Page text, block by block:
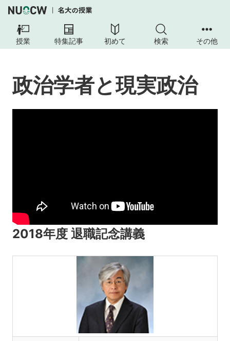
授業 特集記事 初めて 検索 その他
政治学者と現実政治
2018年度 退職記念講義